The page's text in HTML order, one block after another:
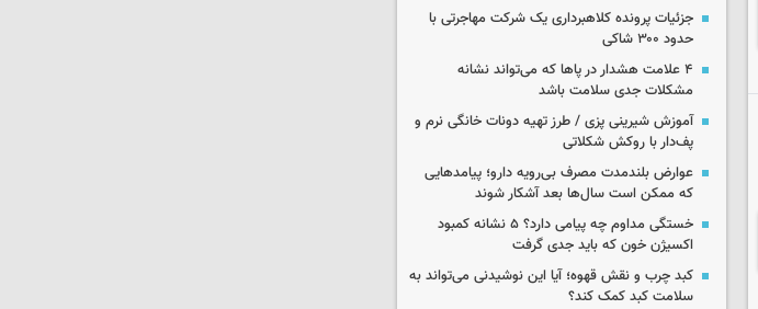
جزئیات پرونده کلاهبرداری یک شرکت مهاجرتی با
حدود ۳۰۰ شاکی
۴ علامت هشدار در پاها که می‌تواند نشانه
مشکلات جدی سلامت باشد
آموزش شیرینی پزی / طرز تهیه دونات خانگی نرم و
پف‌دار با روکش شکلاتی
عوارض بلندمدت مصرف بی‌رویه دارو؛ پیامدهایی
که ممکن است سال‌ها بعد آشکار شوند
خستگی مداوم چه پیامی دارد؟ ۵ نشانه کمبود
اکسیژن خون که باید جدی گرفت
کبد چرب و نقش قهوه؛ آیا این نوشیدنی می‌تواند به
سلامت کبد کمک کند؟